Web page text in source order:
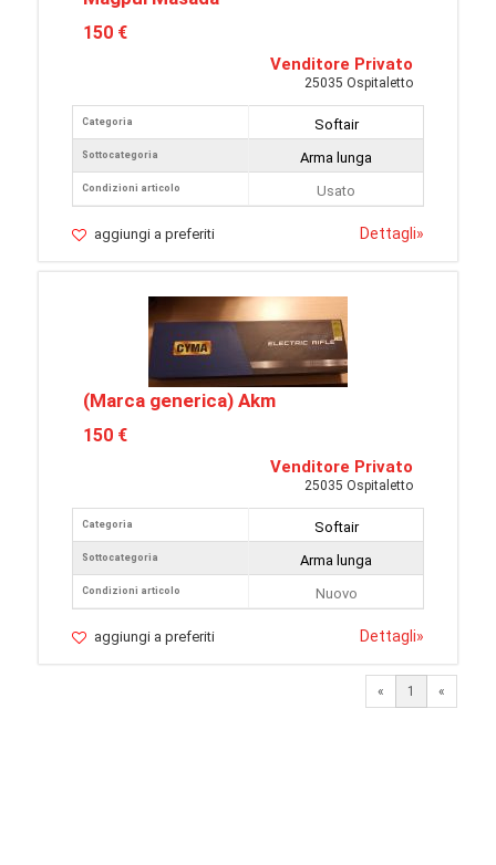
150 €
Venditore Privato
25035 Ospitaletto
Categoria
Sottocategoria
Condizioni articolo
Softair
Arma lunga
Usato
aggiungi a preferiti Dettagli»
(Marca generica) Akm
150 €
Venditore Privato
25035 Ospitaletto
Categoria
Sottocategoria
Condizioni articolo
Softair
Arma lunga
Nuovo
aggiungi a preferiti Dettagli»
« 1 «